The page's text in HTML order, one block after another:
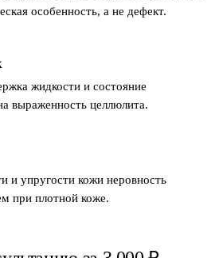
особенность, а не дефект.
жидкости и состояние
выраженность целлюлита.
и упругости кожи неровность
при плотной коже.